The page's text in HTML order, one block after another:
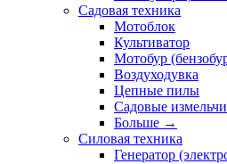
Садовая техника
Мотоблок
Культиватор
Мотобур
Воздуходувка
Цепные пилы
Садовые
Больше →
Силовая техника
Генератор